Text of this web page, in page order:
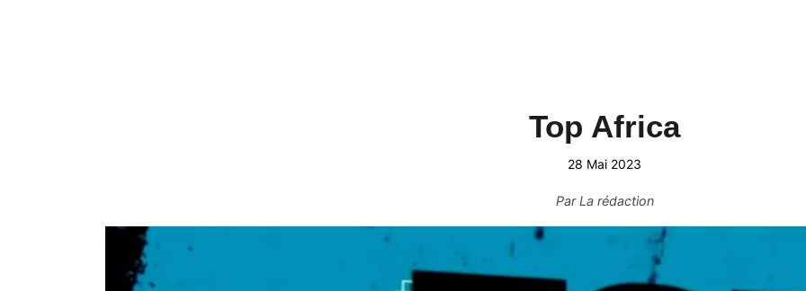
Top Africa
28 Mai 2023
ParLa rédaction